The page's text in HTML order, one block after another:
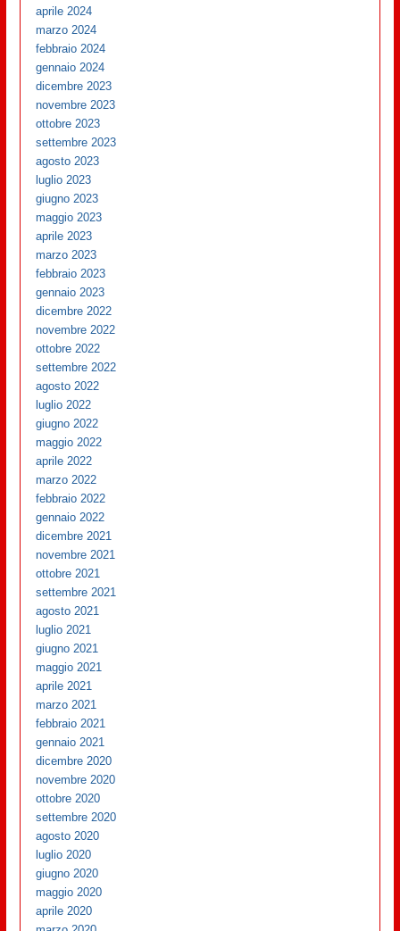
aprile 2024
marzo 2024
febbraio 2024
gennaio 2024
dicembre 2023
novembre 2023
ottobre 2023
settembre 2023
agosto 2023
luglio 2023
giugno 2023
maggio 2023
aprile 2023
marzo 2023
febbraio 2023
gennaio 2023
dicembre 2022
novembre 2022
ottobre 2022
settembre 2022
agosto 2022
luglio 2022
giugno 2022
maggio 2022
aprile 2022
marzo 2022
febbraio 2022
gennaio 2022
dicembre 2021
novembre 2021
ottobre 2021
settembre 2021
agosto 2021
luglio 2021
giugno 2021
maggio 2021
aprile 2021
marzo 2021
febbraio 2021
gennaio 2021
dicembre 2020
novembre 2020
ottobre 2020
settembre 2020
agosto 2020
luglio 2020
giugno 2020
maggio 2020
aprile 2020